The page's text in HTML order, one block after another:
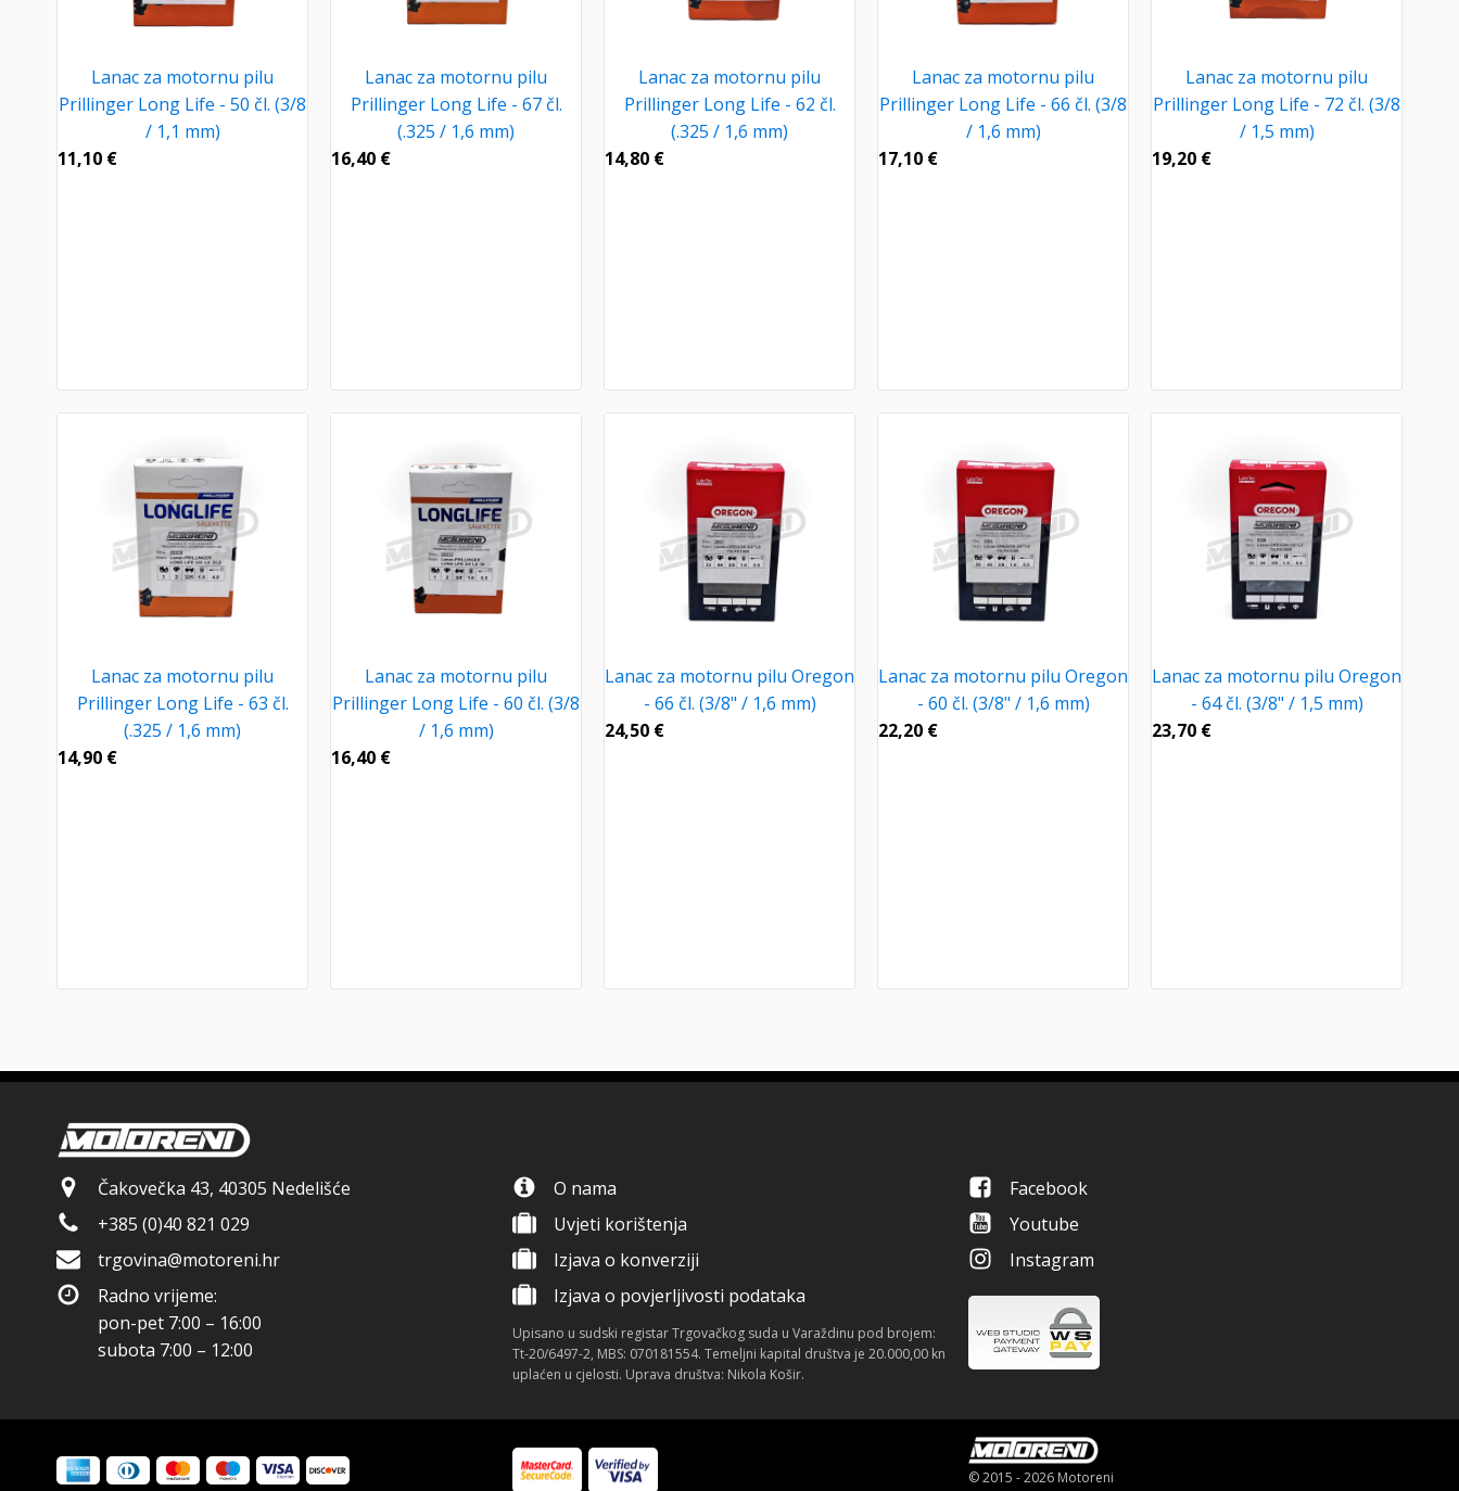
Lanac za motornu pilu
Prillinger Long Life - 50 čl. (3/8
/ 1,1 mm)
11,10 €
Lanac za motornu pilu
Prillinger Long Life - 67 čl.
(.325 / 1,6 mm)
16,40 €
Lanac za motornu pilu
Prillinger Long Life - 62 čl.
(.325 / 1,6 mm)
14,80 €
Lanac za motornu pilu
Prillinger Long Life - 66 čl. (3/8
/ 1,6 mm)
17,10 €
Lanac za motornu pilu
Prillinger Long Life - 72 čl. (3/8
/ 1,5 mm)
19,20 €
Lanac za motornu pilu
Prillinger Long Life - 63 čl.
(.325 / 1,6 mm)
14,90 €
Lanac za motornu pilu
Prillinger Long Life - 60 čl. (3/8
/ 1,6 mm)
16,40 €
Lanac za motornu pilu Oregon
- 66 čl. (3/8" / 1,6 mm)
24,50 €
Lanac za motornu pilu Oregon
- 60 čl. (3/8" / 1,6 mm)
22,20 €
Lanac za motornu pilu Oregon
- 64 čl. (3/8" / 1,5 mm)
23,70 €
Čakovečka 43, 40305 Nedelišće
+385 (0)40 821 029
trgovina@motoreni.hr
Radno vrijeme:
pon-pet 7:00 – 16:00
subota 7:00 – 12:00
O nama
Uvjeti korištenja
Izjava o konverziji
Izjava o povjerljivosti podataka
Upisano u sudski registar Trgovačkog suda u Varaždinu pod brojem:
Tt-20/6497-2, MBS: 070181554. Temeljni kapital društva je 20.000,00 kn
uplaćen u cjelosti. Uprava društva: Nikola Košir.
Facebook
Youtube
Instagram
© 2015 - 2026 Motoreni